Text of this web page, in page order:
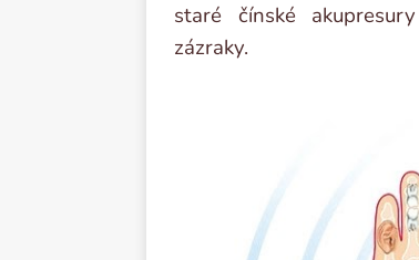
staré čínské
zázraky.